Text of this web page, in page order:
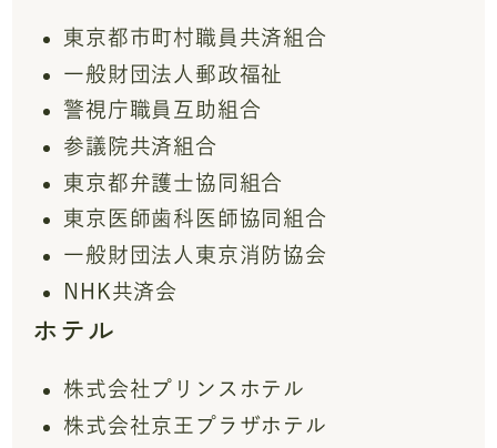
東京都市町村職員共済組合
一般財団法人郵政福祉
警視庁職員互助組合
参議院共済組合
東京都弁護士協同組合
東京医師歯科医師協同組合
一般財団法人東京消防協会
NHK共済会
ホテル
株式会社プリンスホテル
株式会社京王プラザホテル